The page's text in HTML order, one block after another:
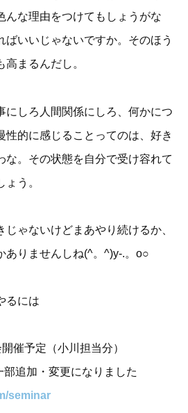
んな理由をつけてもしょうがな
ばいいじゃないですか。そのほう
まるんだし。
にしろ人間関係にしろ、何かにつ
性的に感じることってのは、好き
な。その状態を自分で受け容れて
う。
ゃないけどまあやり続けるか、
ありませんしね(^。^)y-.。o○
るには
催予定（小川担当分）
追加・変更になりました
seminar